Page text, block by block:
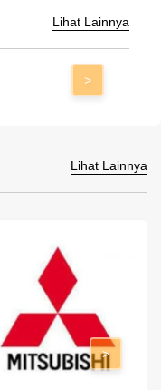
Lihat Lainnya
>
Lihat Lainnya
>